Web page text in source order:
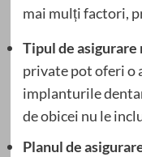
mai mulți factori,
Tipul de asigurare
private pot oferi o
implanturile
de obicei nu le
Planul de